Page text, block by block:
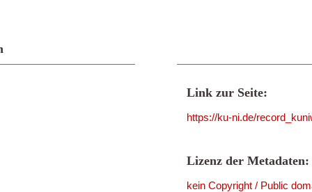
Link zur Seite:
https://ku-ni.de/
Lizenz der Metadaten:
kein Copyright / Public